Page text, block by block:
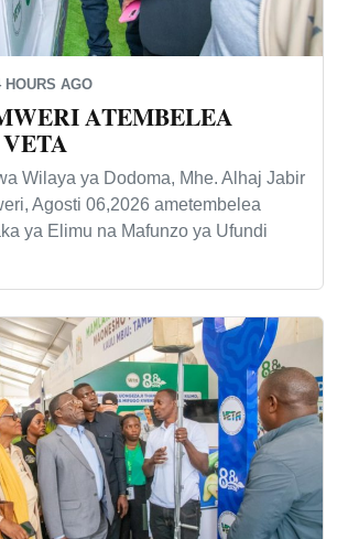
HOURS AGO
ATEMBELEA
Wilaya ya Dodoma, Mhe. Alhaj Jabir
Agosti 06,2026 ametembelea
ya Elimu na Mafunzo ya Ufundi